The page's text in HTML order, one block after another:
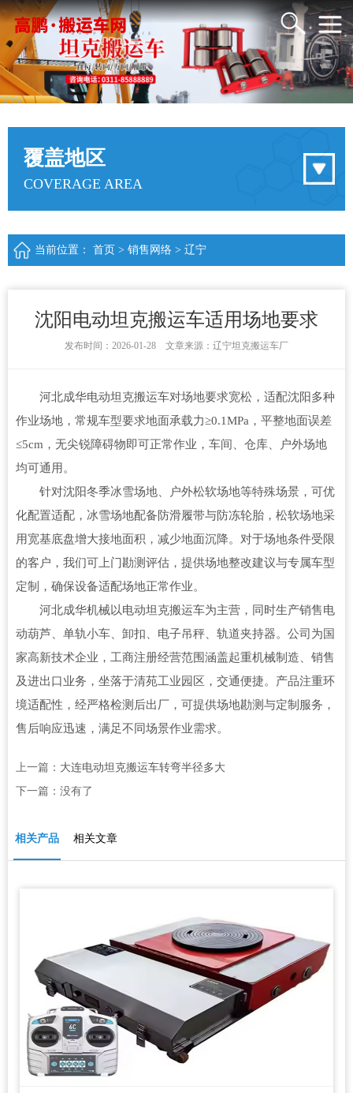
覆盖地区
COVERAGE AREA
当前位置： 首页 > 销售网络 > 辽宁
沈阳电动坦克搬运车适用场地要求
发布时间：2026-01-28 文章来源：辽宁坦克搬运车厂
河北成华电动坦克搬运车对场地要求宽松，适配沈阳多种
作业场地，常规车型要求地面承载力≥0.1MPa，平整地面误差
≤5cm，无尖锐障碍物即可正常作业，车间、仓库、户外场地
均可通用。
针对沈阳冬季冰雪场地、户外松软场地等特殊场景，可优
化配置适配，冰雪场地配备防滑履带与防冻轮胎，松软场地采
用宽基底盘增大接地面积，减少地面沉降。对于场地条件受限
的客户，我们可上门勘测评估，提供场地整改建议与专属车型
定制，确保设备适配场地正常作业。
河北成华机械以电动坦克搬运车为主营，同时生产销售电
动葫芦、单轨小车、卸扣、电子吊秤、轨道夹持器。公司为国
家高新技术企业，工商注册经营范围涵盖起重机械制造、销售
及进出口业务，坐落于清苑工业园区，交通便捷。产品注重环
境适配性，经严格检测后出厂，可提供场地勘测与定制服务，
售后响应迅速，满足不同场景作业需求。
上一篇： 大连电动坦克搬运车转弯半径多大
下一篇：没有了
相关产品 相关文章